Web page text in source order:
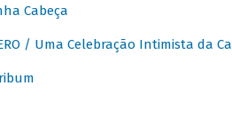
Cabeça
/ Uma Celebração Intimista da